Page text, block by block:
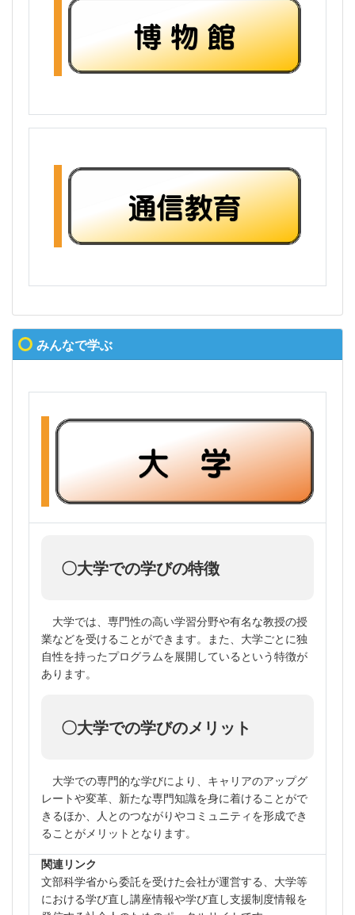
みんなで学ぶ
〇大学での学びの特徴
大学では、専門性の高い学習分野や有名な教授の授
業などを受けることができます。また、大学ごとに独
自性を持ったプログラムを展開しているという特徴が
あります。
〇大学での学びのメリット
大学での専門的な学びにより、キャリアのアップグ
レートや変革、新たな専門知識を身に着けることがで
きるほか、人とのつながりやコミュニティを形成でき
ることがメリットとなります。
関連リンク
文部科学省から委託を受けた会社が運営する、大学等
における学び直し講座情報や学び直し支援制度情報を